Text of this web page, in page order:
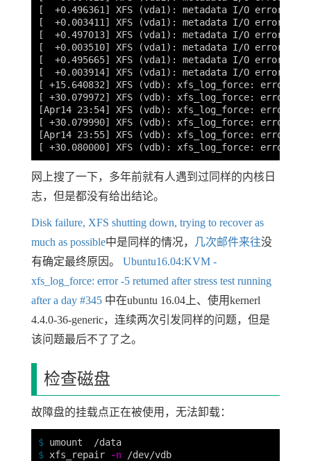
[
  +0.496361] XFS
(vda1 ) : metadata I/O error:
[
  +0.003411] XFS
(vda1 ) : metadata I/O error:
[
  +0.497013] XFS
(vda1 ) : metadata I/O error:
[
  +0.003510] XFS
(vda1 ) : metadata I/O error:
[
  +0.495665] XFS
(vda1 ) : metadata I/O error:
[
  +0.003914] XFS
(vda1 ) : metadata I/O error:
[
+15.640832] XFS (vdb) : xfs_log_force: error
[
+30.079972] XFS (vdb) : xfs_log_force: error
[Apr14 23:54] XFS (vdb) : xfs_log_force: error
[
+30.079990] XFS (vdb) : xfs_log_force: error
[Apr14 23:55] XFS (vdb) : xfs_log_force: error
[
+30.080000] XFS (vdb) : xfs_log_force: error
网上搜了一下，多年前就有人遇到过同样的内核日
志，但是都没有给出结论。
Disk failure, XFS shutting down, trying to recover as
much as possible中是同样的情况， 几次邮件来往没
有确定最终原因。 Ubuntu16.04:KVM -
xfs_log_force: error -5 returned after stress test running
after a day #345 中在ubuntu 16.04上、使用kernerl
4.4.0-36-generic，连续两次引发同样的问题，但是
该问题最后不了了之。
检查磁盘
故障盘的挂载点正在被使用，无法卸载：
$
$ xfs_repair -n /dev/vdb